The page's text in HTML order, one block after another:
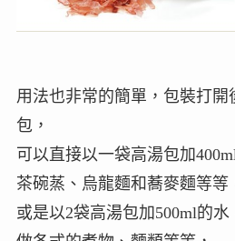
用法也非常的簡單，包裝打開
包，
可以直接以一袋高湯包加
茶碗蒸、烏龍麵和蕎麥麵等等
或是以2袋高湯包加500ml的